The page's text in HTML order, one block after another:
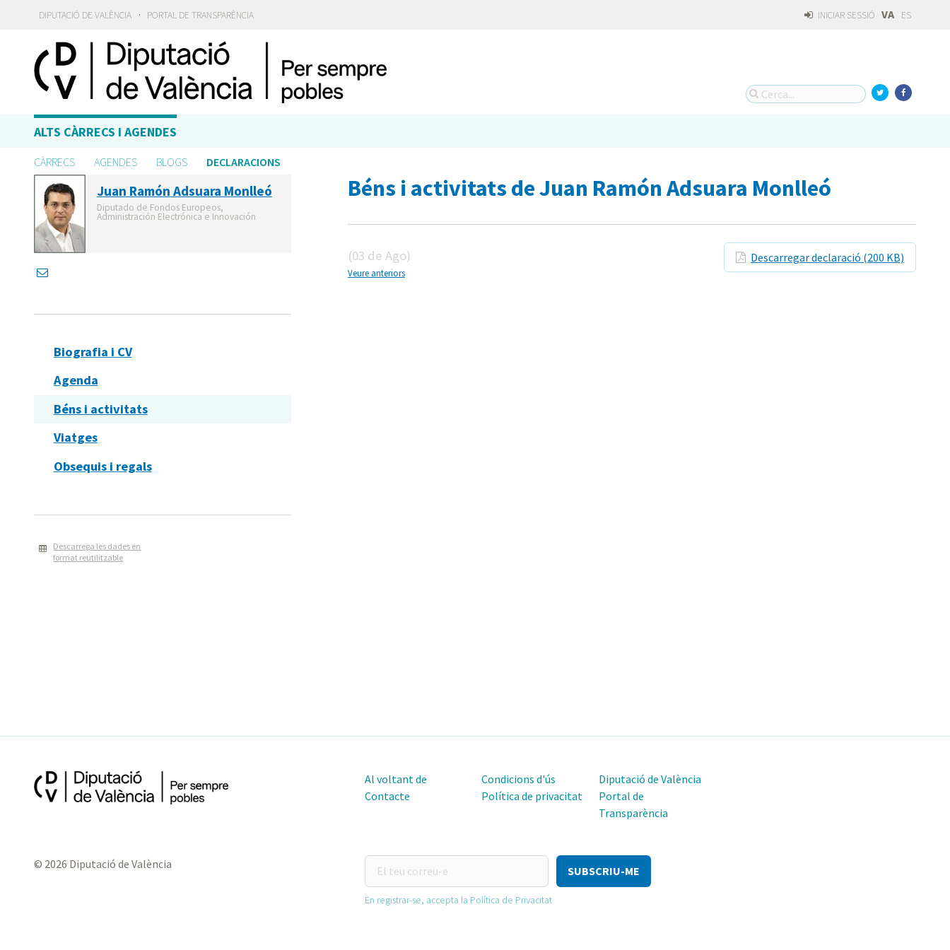
DIPUTACIÓ DE VALÈNCIA · PORTAL DE TRANSPARÈNCIA INICIAR SESSIÓ VA ES
ALTS CÀRRECS I AGENDES
CÀRRECS AGENDES BLOGS DECLARACIONS
Juan Ramón Adsuara Monlleó
Diputado de Fondos Europeos,
Administración Electrónica e Innovación
Biografia i CV
Agenda
Béns i activitats
Viatges
Obsequis i regals
Descarrega les dades en
format reutilitzable
Béns i activitats de Juan Ramón Adsuara Monlleó
Descarregar declaració (200 KB)
(03 de Ago)
Veure anteriors
Al voltant de
Contacte
Condicions d'ús
Política de privacitat
Diputació de València
Portal de
Transparència
© 2026 Diputació de València
El
teu
correu-
En registrar-se, accepta la Política de Privacitat